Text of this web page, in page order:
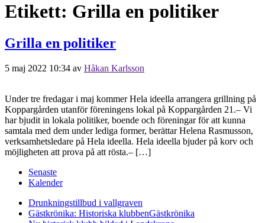
Etikett: Grilla en politiker
Grilla en politiker
5 maj 2022 10:34 av Håkan Karlsson
Under tre fredagar i maj kommer Hela ideella arrangera grillning på
Koppargården utanför föreningens lokal på Koppargården 21.– Vi
har bjudit in lokala politiker, boende och föreningar för att kunna
samtala med dem under lediga former, berättar Helena Rasmusson,
verksamhetsledare på Hela ideella. Hela ideella bjuder på korv och
möjligheten att prova på att rösta.– […]
Senaste
Kalender
Drunkningstillbud i vallgraven
Gästkrönika: Historiska klubbenGästkrönika